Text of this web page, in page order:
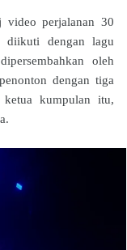
video perjalanan 30
diikuti dengan lagu
oleh
dengan tiga
kumpulan itu,